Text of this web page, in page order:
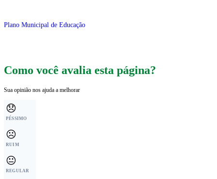
Plano Municipal de Educação
Como você avalia esta página?
Sua opinião nos ajuda a melhorar
😞
PÉSSIMO
☹️
RUIM
😐
REGULAR